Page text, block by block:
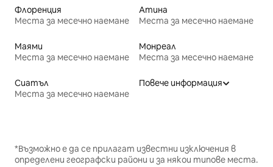
Флоренция
Места за месечно наемане
Атина
Места за месечно наемане
Маями
Места за месечно наемане
Монреал
Места за месечно наемане
Сиатъл
Места за месечно наемане
Повече информация
*Възможно е да се прилагат известни изключения в
определени географски райони и за някои типове места.